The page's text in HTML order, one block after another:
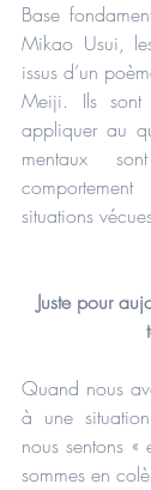
Base
Mikao Usui,
issus d’un
Meiji. Ils
appliquer au
mentaux
situations
Juste pour
Quand nous
à une
nous sentons
sommes en